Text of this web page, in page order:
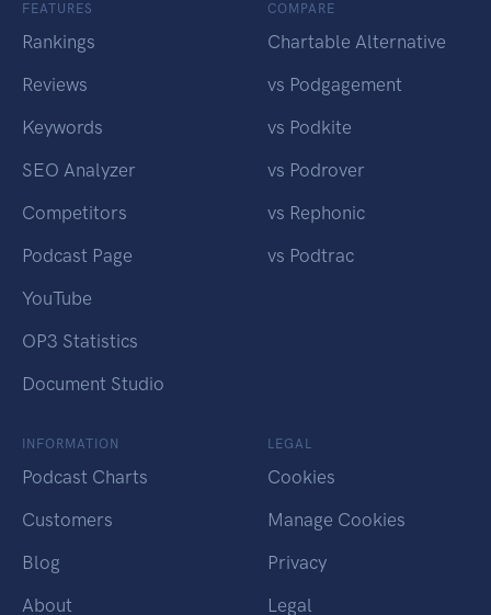
FEATURES
Rankings
Reviews
Keywords
SEO Analyzer
Competitors
Podcast Page
YouTube
OP3 Statistics
Document Studio
COMPARE
Chartable Alternative
vs Podgagement
vs Podkite
vs Podrover
vs Rephonic
vs Podtrac
INFORMATION
Podcast Charts
Customers
Blog
About
LEGAL
Cookies
Manage Cookies
Privacy
Legal